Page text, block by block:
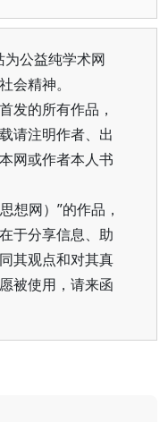
公益纯学术网
会精神。
发的所有作品，
请注明作者、出
网或作者本人书
想网）”的作品，
于分享信息、助
其观点和对其真
被使用，请来函